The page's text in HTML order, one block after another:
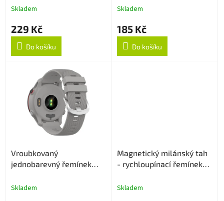
Skladem
229 Kč
Do košíku
Skladem
185 Kč
Do košíku
Vroubkovaný
jednobarevný řemínek
Skladem
Magnetický milánský tah
- rychloupínací řemínek
Skladem